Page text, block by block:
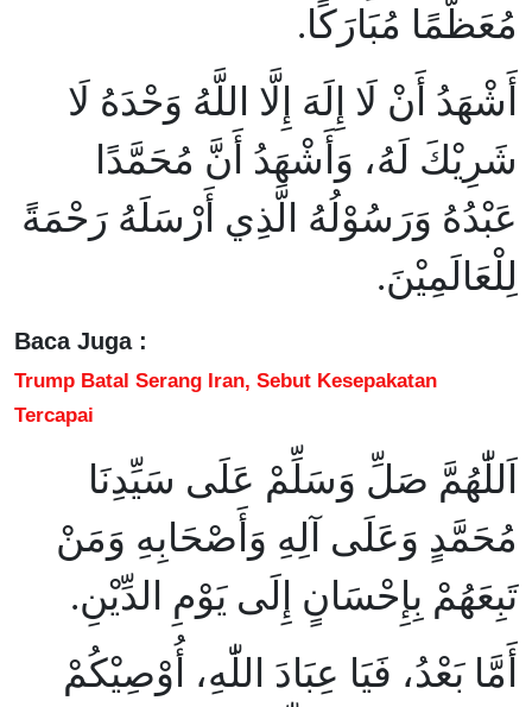
مُعَظَّمًا مُبَارَكًا.
أَشْهَدُ أَنْ لَا إِلَهَ إِلَّا اللَّهُ وَحْدَهُ لَا
شَرِيْكَ لَهُ، وَأَشْهَدُ أَنَّ مُحَمَّدًا
عَبْدُهُ وَرَسُوْلُهُ الَّذِي أَرْسَلَهُ رَحْمَةً
لِلْعَالَمِيْنَ.
Baca Juga :
Trump Batal Serang Iran, Sebut Kesepakatan
Tercapai
اَللّٰهُمَّ صَلِّ وَسَلِّمْ عَلَى سَيِّدِنَا
مُحَمَّدٍ وَعَلَى آلِهِ وَأَصْحَابِهِ وَمَنْ
تَبِعَهُمْ بِإِحْسَانٍ إِلَى يَوْمِ الدِّيْنِ.
أَمَّا بَعْدُ، فَيَا عِبَادَ اللّٰهِ، أُوْصِيْكُمْ